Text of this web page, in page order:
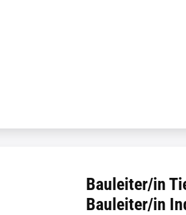
Bauleiter/in
Bauleiter/in